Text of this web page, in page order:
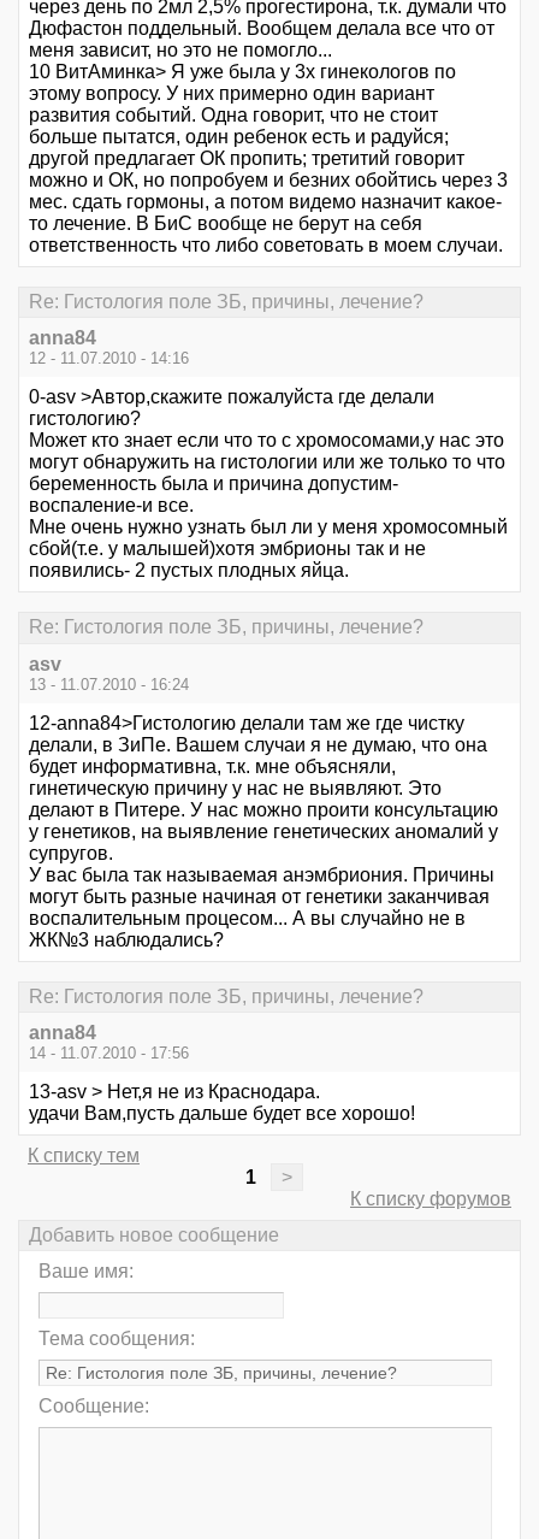
через день по 2мл 2,5% прогестирона, т.к. думали что
Дюфастон поддельный. Вообщем делала все что от
меня зависит, но это не помогло...
10 ВитАминка> Я уже была у 3х гинекологов по
этому вопросу. У них примерно один вариант
развития событий. Одна говорит, что не стоит
больше пытатся, один ребенок есть и радуйся;
другой предлагает ОК пропить; третитий говорит
можно и ОК, но попробуем и безних обойтись через 3
мес. сдать гормоны, а потом видемо назначит какое-
то лечение. В БиС вообще не берут на себя
ответственность что либо советовать в моем случаи.
Re: Гистология поле ЗБ, причины, лечение?
anna84
12 - 11.07.2010 - 14:16
0-asv >Автор,скажите пожалуйста где делали
гистологию?
Может кто знает если что то с хромосомами,у нас это
могут обнаружить на гистологии или же только то что
беременность была и причина допустим-
воспаление-и все.
Мне очень нужно узнать был ли у меня хромосомный
сбой(т.е. у малышей)хотя эмбрионы так и не
появились- 2 пустых плодных яйца.
Re: Гистология поле ЗБ, причины, лечение?
asv
13 - 11.07.2010 - 16:24
12-anna84>Гистологию делали там же где чистку
делали, в ЗиПе. Вашем случаи я не думаю, что она
будет информативна, т.к. мне объясняли,
гинетическую причину у нас не выявляют. Это
делают в Питере. У нас можно проити консультацию
у генетиков, на выявление генетических аномалий у
супругов.
У вас была так называемая анэмбриония. Причины
могут быть разные начиная от генетики заканчивая
воспалительным процесом... А вы случайно не в
ЖК№3 наблюдались?
Re: Гистология поле ЗБ, причины, лечение?
anna84
14 - 11.07.2010 - 17:56
13-asv > Нет,я не из Краснодара.
удачи Вам,пусть дальше будет все хорошо!
К списку тем
1
>
К списку форумов
Добавить новое сообщение
Ваше имя:
Тема сообщения:
Сообщение: